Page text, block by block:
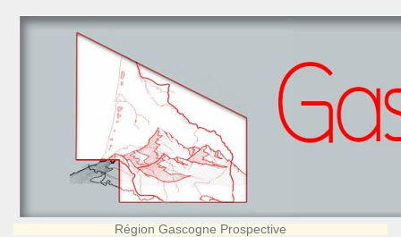
Région Gascogne Prospective